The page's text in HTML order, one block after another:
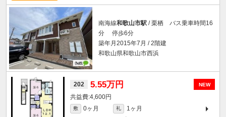
南海線和歌山市駅 / 栗栖 バス乗車時間16
分 停歩6分
築年月2015年7月 / 2階建
和歌山県和歌山市西浜
NEW
202 5.55万円
4,600円
敷 0ヶ月 礼
1ヶ月